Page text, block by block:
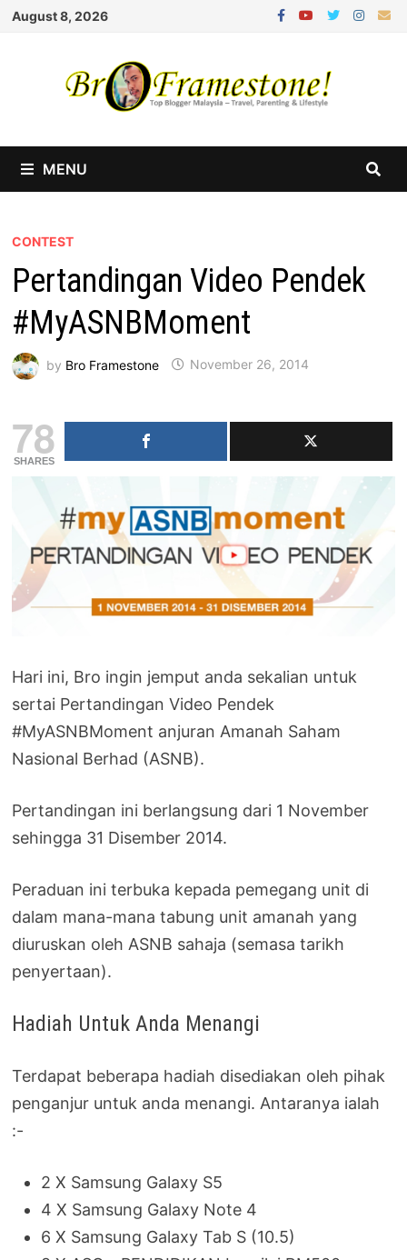
Skip
August 8, 2026
MENU
CONTEST
Pertandingan Video Pendek
#MyASNBMoment
by Bro Framestone November 26, 2014
78
SHARES
Hari ini, Bro ingin jemput anda sekalian untuk
sertai Pertandingan Video Pendek
#MyASNBMoment anjuran Amanah Saham
Nasional Berhad (ASNB).
Pertandingan ini berlangsung dari 1 November
sehingga 31 Disember 2014.
Peraduan ini terbuka kepada pemegang unit di
dalam mana-mana tabung unit amanah yang
diuruskan oleh ASNB sahaja (semasa tarikh
penyertaan).
Hadiah Untuk Anda Menangi
Terdapat beberapa hadiah disediakan oleh pihak
penganjur untuk anda menangi. Antaranya ialah
:-
2 X Samsung Galaxy S5
4 X Samsung Galaxy Note 4
6 X Samsung Galaxy Tab S (10.5)